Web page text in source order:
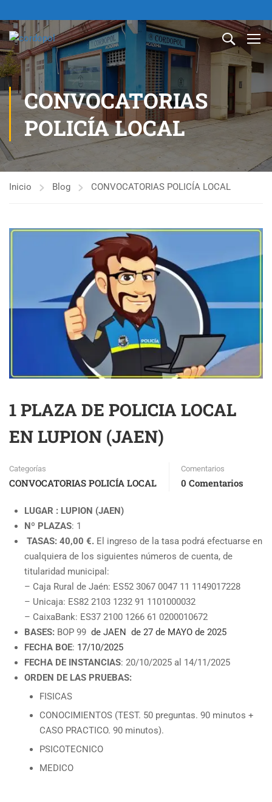
CONVOCATORIAS
POLICÍA LOCAL
Inicio Blog CONVOCATORIAS POLICÍA LOCAL
1 PLAZA DE POLICIA LOCAL
EN LUPION (JAEN)
Categorías
CONVOCATORIAS POLICÍA LOCAL
Comentarios
0 Comentarios
LUGAR : LUPION (JAEN)
Nº PLAZAS: 1
TASAS: 40,00 €. El ingreso de la tasa podrá efectuarse en
cualquiera de los siguientes números de cuenta, de
titularidad municipal:
– Caja Rural de Jaén: ES52 3067 0047 11 1149017228
– Unicaja: ES82 2103 1232 91 1101000032
– CaixaBank: ES37 2100 1266 61 0200010672
BASES: BOP 99 de JAEN de 27 de MAYO de 2025
FECHA BOE: 17/10/2025
FECHA DE INSTANCIAS: 20/10/2025 al 14/11/2025
ORDEN DE LAS PRUEBAS:
FISICAS
CONOCIMIENTOS (TEST. 50 preguntas. 90 minutos +
CASO PRACTICO. 90 minutos).
PSICOTECNICO
MEDICO